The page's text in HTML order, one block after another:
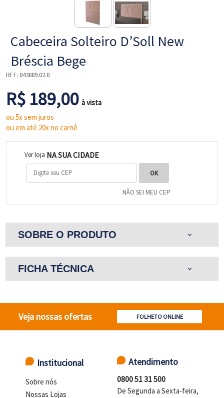
Cabeceira Solteiro D’Soll New
Bréscia Bege
REF: 043889.02.0
R$ 189,00à vista
ou 5x sem juros
ou em até 20x no carnê
Ver loja NA SUA CIDADE
NÃO SEI MEU CEP
SOBRE O PRODUTO expand_more
FICHA TÉCNICA expand_more
Veja nossas ofertas FOLHETO ONLINE
Institucional
Sobre nós
Nossas Lojas
Atendimento
0800 51 31 500
De Segunda a Sexta-feira,